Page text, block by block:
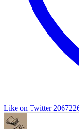
Like on Twitter